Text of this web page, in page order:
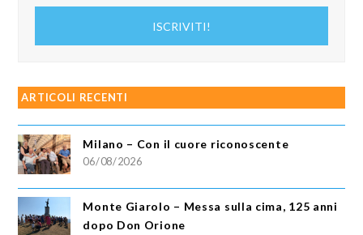
ISCRIVITI!
ARTICOLI RECENTI
Milano – Con il cuore riconoscente
06/08/2026
Monte Giarolo – Messa sulla cima, 125 anni
dopo Don Orione